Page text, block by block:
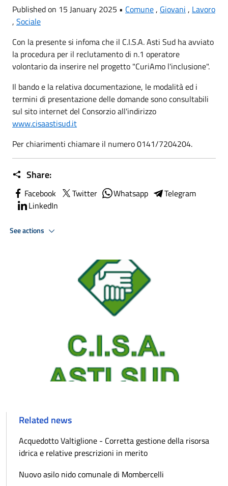
Published on 15 January 2025 • Comune, Giovani , Lavoro
, Sociale
Con la presente si infoma che il C.I.S.A. Asti Sud ha avviato
la procedura per il reclutamento di n.1 operatore
volontario da inserire nel progetto "CuriAmo l'inclusione".
Il bando e la relativa documentazione, le modalità ed i
termini di presentazione delle domande sono consultabili
sul sito internet del Consorzio all'indirizzo
www.cisaastisud.it
Per chiarimenti chiamare il numero 0141/7204204.
Share:
Facebook Twitter Whatsapp
Telegram
LinkedIn
See actions
Related news
Acquedotto Valtiglione - Corretta gestione della risorsa
idrica e relative prescrizioni in merito
Nuovo asilo nido comunale di Mombercelli